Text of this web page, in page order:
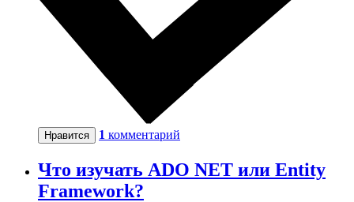
Нравится 1 комментарий
Что изучать ADO NET или Entity
Framework?